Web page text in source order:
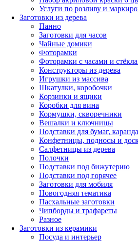
Услуги по розливу и
Заготовки из дерева
Панно
Заготовки для часов
Чайные домики
Фоторамки
Фоторамки с часами и
Конструкторы из дерева
Игрушки из массива
Шкатулки, коробочки
Корзинки и ящики
Коробки для вина
Кормушки, скворечники
Вешалки и ключницы
Подставки для бумаг,
Конфетницы, подносы и
Салфетницы из дерева
Полочки
Подставки под бижутерию
Подставки под горячее
Заготовки для мобиля
Новогодняя тематика
Пасхальные заготовки
Чипборды и трафареты
Разное
Заготовки из керамики
Посуда и интерьер